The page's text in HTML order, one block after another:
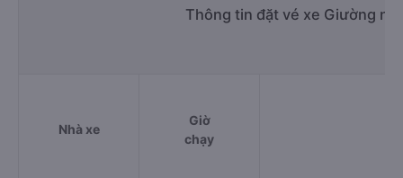
Thông tin đặt vé xe Giường
Nhà xe
Giờ
chạy